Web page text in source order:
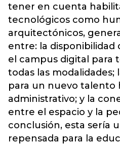
tener en cuenta
tecnológicos como
arquitectónicos,
entre: la disponibilidad
el campus digital para
todas las modalidades;
para un nuevo talento
administrativo; y la
entre el espacio y la
conclusión, esta sería
repensada para la